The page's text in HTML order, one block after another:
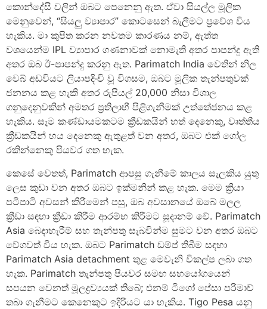
කොන්දේසි වලින් ඔබට පෙනෙනු ඇත. ඒවා සියල්ල මූලික
මෙනුවෙන්, “සියලු ව්‍යාපාර” කොටසෙන් බැලීමට ප්‍රවේශ විය
හැකිය. මා කුපිත කරන නවතම කාරණය නම්, ඇත්ත
වශයෙන්ම IPL ව්‍යාපාර ගණනාවක් නොමැති අතර පාපන්දු ඇති
අතර ඔබ ඊ-පාපන්දු කරනු ඇත. Parimatch India වෙතින් නිල
වෙබ් අඩවියට ලියාපදිංචි වූ විගසම, ඔබට මූලික තැන්පතුවක්
ජනනය කළ හැකි අතර රුපියල් 20,000 නිසා විශාල
ගනුදෙනුවකින් අමතර ප්‍රතිලාභී පිළිගැනීමක් උත්තේජනය කළ
හැකිය. සෑම කණ්ඩායමකටම ක්‍රීඩකයින් හත් දෙනෙකු, වෘත්තීය
ක්‍රීඩකයින් හය දෙනෙකු ඇතුළත් වන අතර, ඔබට එක් ගෝල
රකින්නෙකු පියවර ගත හැක.
කෙසේ වෙතත්, Parimatch ආපසු ගැනීමේ කාලය සැලකිය යුතු
ලෙස කුඩා වන අතර ඔබට ඉක්මනින් කළ හැක. මෙම ක්‍රියා
පටිපාටි අවසන් කිරීමෙන් පසු, ඔබ අවසානයේ ඔබේ මලල
ක්‍රීඩා සඳහා ක්‍රීඩා කිරීම ආරම්භ කිරීමට සූදානම් වේ. Parimatch
Asia බෙදාහැරීම් සහ තැන්පතු සැබවින්ම සුමට වන අතර ඔබට
වේගවත් විය හැක. ඔබට Parimatch ඩම්ප් තිබීම සඳහා
Parimatch Asia detachment තුළ මෙවැනි විකල්ප ලබා ගත
හැක. Parimatch තැන්පතු පියවර සමඟ සහයෝගයෙන්
සපයන වෙනත් මූලද්‍රව්‍යයක් තිබේ; එනම් ටිගෝ පේසා පරිමාච්
තබා ගැනීමට කෙනෙකුට ඉදිරියට යා හැකිය. Tigo Pesa යනු